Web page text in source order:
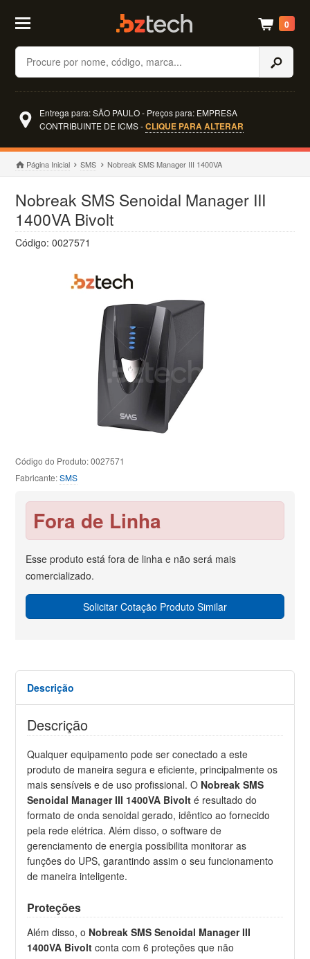
Buscar
0
Entrega para: SÃO PAULO - Preços para: EMPRESA
CONTRIBUINTE DE ICMS -CLIQUE PARA ALTERAR
Página Inicial SMS Nobreak SMS Manager III 1400VA
Nobreak SMS Senoidal Manager III
1400VA Bivolt
Código: 0027571
Código do Produto: 0027571
Fabricante:SMS
Fora de Linha
Esse produto está fora de linha e não será mais
comercializado.
Solicitar Cotação Produto Similar
Descrição
Descrição
Qualquer equipamento pode ser conectado a este
produto de maneira segura e eficiente, principalmente os
mais sensíveis e de uso profissional. O Nobreak SMS
Senoidal Manager III 1400VA Bivolt é resultado do
formato de onda senoidal gerado, idêntico ao fornecido
pela rede elétrica. Além disso, o software de
gerenciamento de energia possibilita monitorar as
funções do UPS, garantindo assim o seu funcionamento
de maneira inteligente.
Proteções
Além disso, o Nobreak SMS Senoidal Manager III
1400VA Bivolt conta com 6 proteções que não